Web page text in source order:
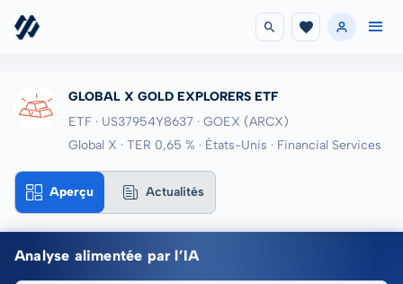
GLOBAL X GOLD EXPLORERS ETF
ETF · US37954Y8637 · GOEX (ARCX)
Global X · TER 0,65 % · États-Unis · Financial Services
Aperçu Actualités
Analyse alimentée par l’IA